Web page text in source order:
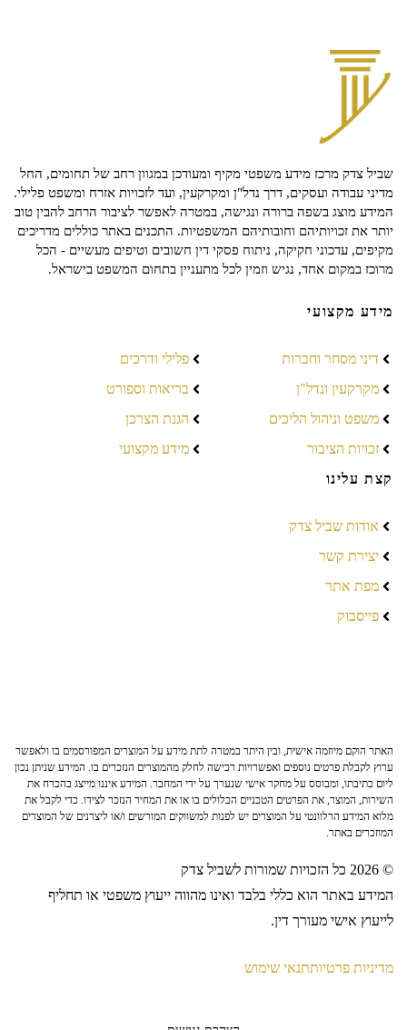
שביל צדק מרכז מידע משפטי מקיף ומעודכן במגוון רחב של תחומים, החל
מדיני עבודה ועסקים, דרך נדל"ן ומקרקעין, ועד לזכויות אזרח ומשפט פלילי.
המידע מוצג בשפה ברורה ונגישה, במטרה לאפשר לציבור הרחב להבין טוב
יותר את זכויותיהם וחובותיהם המשפטיות. התכנים באתר כוללים מדריכים
מקיפים, עדכוני חקיקה, ניתוח פסקי דין חשובים וטיפים מעשיים - הכל
מרוכז במקום אחד, נגיש וזמין לכל מתעניין בתחום המשפט בישראל.
מידע מקצועי
דיני מסחר וחברות
מקרקעין ונדל"ן
משפט וניהול הליכים
זכויות הציבור
פלילי ודרכים
בריאות וספורט
הגנת הצרכן
מידע מקצועי
קצת עלינו
אודות שביל צדק
יצירת קשר
מפת אתר
פייסבוק
האתר הוקם מיוזמה אישית, ובין היתר במטרה לתת מידע על המוצרים המפורסמים בו ולאפשר
ערוץ לקבלת פרטים נוספים ואפשרויות רכישה לחלק מהמוצרים הנזכרים בו. המידע שניתן נכון
ליום כתיבתו, ומבוסס על מחקר אישי שנערך על ידי המחבר. המידע איננו מייצג בהכרח את
השירות, המוצר, את הפרטים הטכניים הכלולים בו או את המחיר הנזכר לצידו. כדי לקבל את
מלוא המידע הרלוונטי על המוצרים יש לפנות למשווקים המורשים ו/או ליצרנים של המוצרים
המוזכרים באתר.
© 2026 כל הזכויות שמורות לשביל צדק
המידע באתר הוא כללי בלבד ואינו מהווה ייעוץ משפטי או תחליף
לייעוץ אישי מעורך דין.
מדיניות פרטיותתנאי שימוש